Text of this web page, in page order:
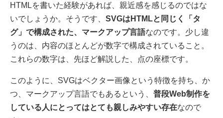
HTMLを書いた経験があれば、親近感を感じるのではな
いでしょうか。そうです、 SVGはHTMLと同じく「タ
グ」で構成された、マークアップ言語なのです。少し違
うのは、内容のほとんどが数字で構成されていること。
これらの数字は、先ほど解説した、点の座標です。
このように、SVGはベクター画像という特徴を持ち、か
つ、マークアップ言語でもあるという、 普段Web制作を
している人にとってはとても親しみやすい存在なので